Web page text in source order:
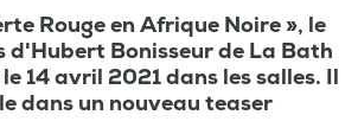
Rouge en Afrique Noire », le
d'Hubert Bonisseur de La Bath
14 avril 2021 dans les salles. Il
dans un nouveau teaser